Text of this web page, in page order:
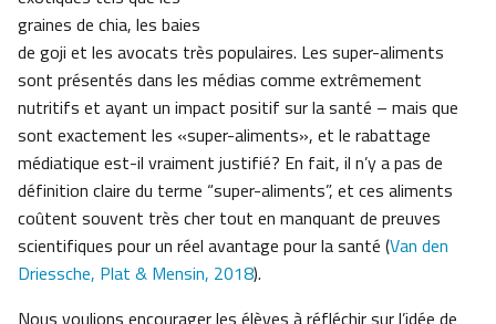
graines de chia, les baies
de goji et les avocats très populaires. Les super-aliments
sont présentés dans les médias comme extrêmement
nutritifs et ayant un impact positif sur la santé – mais que
sont exactement les «super-aliments», et le rabattage
médiatique est-il vraiment justifié? En fait, il n’y a pas de
définition claire du terme “super-aliments”, et ces aliments
coûtent souvent très cher tout en manquant de preuves
scientifiques pour un réel avantage pour la santé (Van den
Driessche, Plat & Mensin, 2018).
Nous voulions encourager les élèves à réfléchir sur l’idée de